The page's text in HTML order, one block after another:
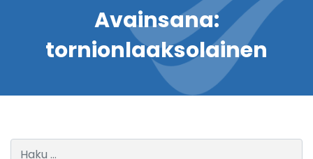
Avainsana:
tornionlaaksolainen
Haku: